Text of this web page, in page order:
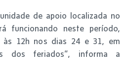
de apoio localizada no
funcionando neste período,
às 12h nos dias 24 e 31, em
dos feriados”, informa a